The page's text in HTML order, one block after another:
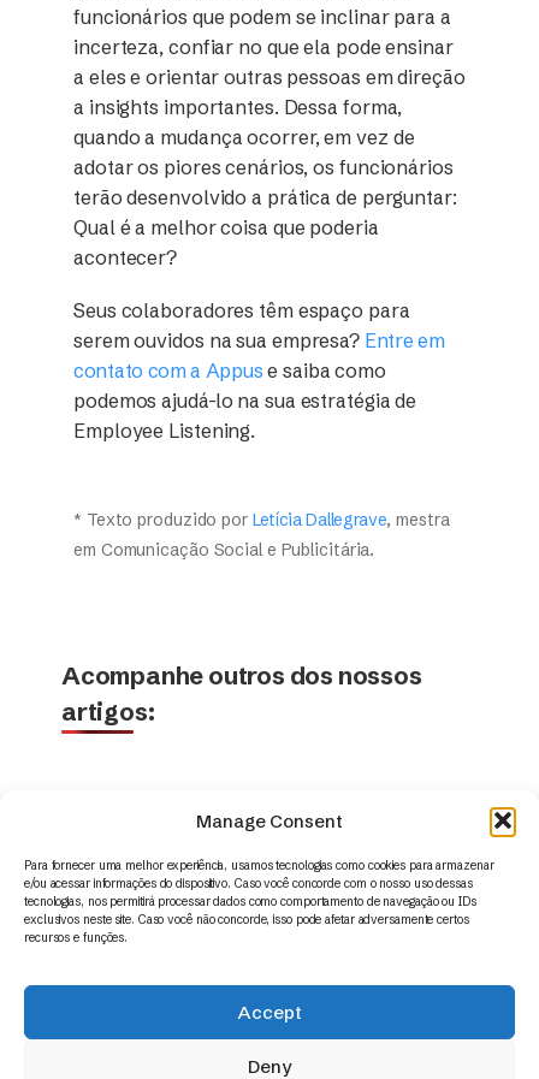
Manage Consent
Para fornecer uma melhor experiência, usamos tecnologias como cookies para armazenar
e/ou acessar informações do dispositivo. Caso você concorde com o nosso uso dessas
tecnologias, nos permitirá processar dados como comportamento de navegação ou IDs
exclusivos neste site. Caso você não concorde, isso pode afetar adversamente certos
recursos e funções.
Accept
Deny
funcionários que podem se inclinar para a
incerteza, confiar no que ela pode ensinar
a eles e orientar outras pessoas em direção
a insights importantes. Dessa forma,
quando a mudança ocorrer, em vez de
adotar os piores cenários, os funcionários
terão desenvolvido a prática de perguntar:
Qual é a melhor coisa que poderia
acontecer?
Seus colaboradores têm espaço para
serem ouvidos na sua empresa? Entre em
contato com a Appus e saiba como
podemos ajudá-lo na sua estratégia de
Employee Listening.
* Texto produzido por Letícia Dallegrave, mestra
em Comunicação Social e Publicitária.
Acompanhe outros dos nossos
artigos:
© 2014 – 2026 | Appus HR Analytics – www.appus.com –